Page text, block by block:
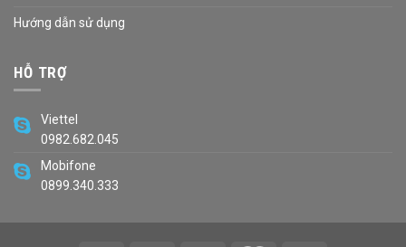
Hướng dẫn sử dụng
HỖ TRỢ
Viettel
0982.682.045
Mobifone
0899.340.333